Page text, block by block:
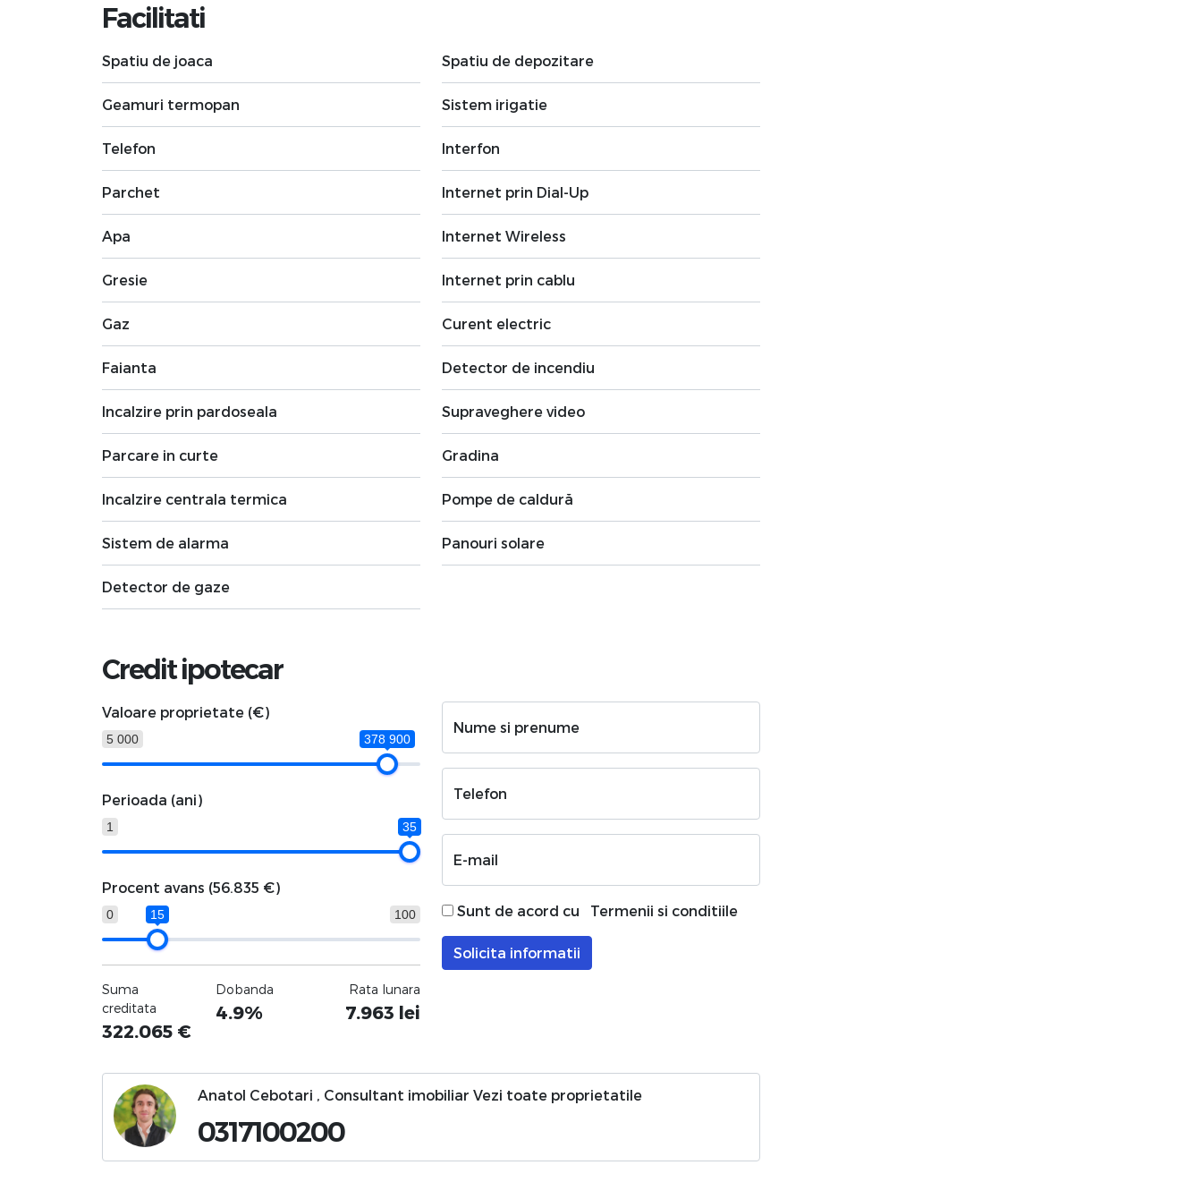
Facilitati
Spatiu de joaca
Geamuri termopan
Telefon
Parchet
Apa
Gresie
Gaz
Faianta
Incalzire prin pardoseala
Parcare in curte
Incalzire centrala termica
Sistem de alarma
Detector de gaze
Spatiu de depozitare
Sistem irigatie
Interfon
Internet prin Dial-Up
Internet Wireless
Internet prin cablu
Curent electric
Detector de incendiu
Supraveghere video
Gradina
Pompe de caldură
Panouri solare
Credit ipotecar
Valoare proprietate (€)
5 000 378 900
Perioada (ani)
1 35
Procent avans (56.835 €)
0 100
15
Suma
creditata
322.065 €
Dobanda
4.9%
Rata lunara
7.963 lei
Nume si prenume
Telefon
E-mail
Sunt de acord cu Termenii si conditiile
Solicita informatii
Anatol Cebotari , Consultant imobiliar Vezi toate proprietatile
0317100200